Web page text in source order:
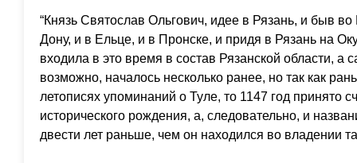
“Князь Святослав Ольгович, идее в Рязань, и быв
Дону, и в Ельце, и в Пронске, и придя в Рязань на
входила в это время в состав Рязанской области, а
возможно, началось несколько ранее, но так как
летописях упоминаний о Туле, то 1147 год принято
исторического рождения, а, следовательно, и
двести лет раньше, чем он находился во владении